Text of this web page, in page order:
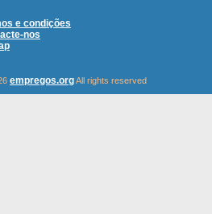
e condições
nos
empregos.orgAll rights reserved